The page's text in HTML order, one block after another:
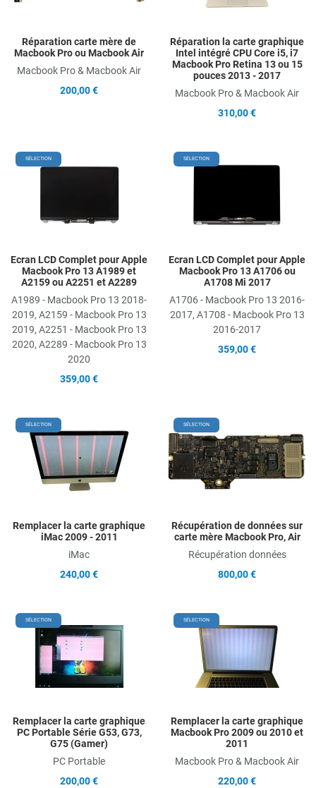
Réparation carte mère de
Macbook Pro ou Macbook Air
Macbook Pro & Macbook Air
200,00 €
Réparation la carte graphique
Intel intégré CPU Core i5, i7
Macbook Pro Retina 13 ou 15
pouces 2013 - 2017
Macbook Pro & Macbook Air
310,00 €
SÉLECTION Add to Wishlist
Quick View
Ecran LCD Complet pour Apple
Macbook Pro 13 A1989 et
A2159 ou A2251 et A2289
A1989 - Macbook Pro 13 2018-
2019, A2159 - Macbook Pro 13
2019, A2251 - Macbook Pro 13
2020, A2289 - Macbook Pro 13
2020
359,00 €
SÉLECTION
Ecran LCD Complet pour Apple
Macbook Pro 13 A1706 ou
A1708 Mi 2017
A1706 - Macbook Pro 13 2016-
2017, A1708 - Macbook Pro 13
2016-2017
359,00 €
SÉLECTION Add to Wishlist
Add to Compare
Remplacer la carte graphique
iMac 2009 - 2011
iMac
240,00 €
SÉLECTION
Récupération de données sur
carte mère Macbook Pro, Air
Récupération données
800,00 €
SÉLECTION Add to Wishlist
Add to Compare
Quick View
Remplacer la carte graphique
PC Portable Série G53, G73,
G75 (Gamer)
PC Portable
200,00 €
SÉLECTION
Remplacer la carte graphique
Macbook Pro 2009 ou 2010 et
2011
Macbook Pro & Macbook Air
220,00 €